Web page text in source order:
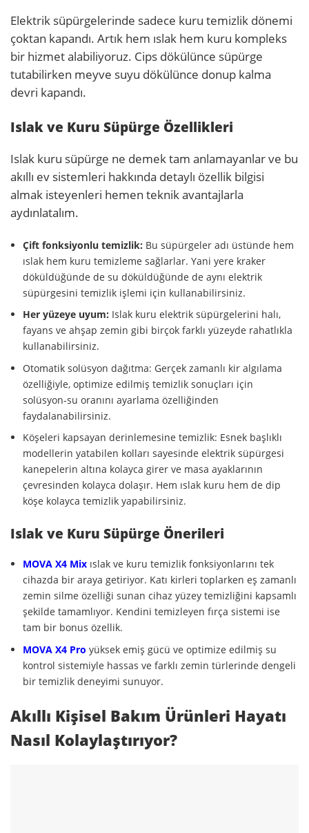
Elektrik süpürgelerinde sadece kuru temizlik dönemi
çoktan kapandı. Artık hem ıslak hem kuru kompleks
bir hizmet alabiliyoruz. Cips dökülünce süpürge
tutabilirken meyve suyu dökülünce donup kalma
devri kapandı.
Islak ve Kuru Süpürge Özellikleri
Islak kuru süpürge ne demek tam anlamayanlar ve bu
akıllı ev sistemleri hakkında detaylı özellik bilgisi
almak isteyenleri hemen teknik avantajlarla
aydınlatalım.
Çift fonksiyonlu temizlik: Bu süpürgeler adı üstünde hem
ıslak hem kuru temizleme sağlarlar. Yani yere kraker
döküldüğünde de su döküldüğünde de aynı elektrik
süpürgesini temizlik işlemi için kullanabilirsiniz.
Her yüzeye uyum: Islak kuru elektrik süpürgelerini halı,
fayans ve ahşap zemin gibi birçok farklı yüzeyde rahatlıkla
kullanabilirsiniz.
Otomatik solüsyon dağıtma: Gerçek zamanlı kir algılama
özelliğiyle, optimize edilmiş temizlik sonuçları için
solüsyon-su oranını ayarlama özelliğinden
faydalanabilirsiniz.
Köşeleri kapsayan derinlemesine temizlik: Esnek başlıklı
modellerin yatabilen kolları sayesinde elektrik süpürgesi
kanepelerin altına kolayca girer ve masa ayaklarının
çevresinden kolayca dolaşır. Hem ıslak kuru hem de dip
köşe kolayca temizlik yapabilirsiniz.
Islak ve Kuru Süpürge Önerileri
MOVA X4 Mix ıslak ve kuru temizlik fonksiyonlarını tek
cihazda bir araya getiriyor. Katı kirleri toplarken eş zamanlı
zemin silme özelliği sunan cihaz yüzey temizliğini kapsamlı
şekilde tamamlıyor. Kendini temizleyen fırça sistemi ise
tam bir bonus özellik.
MOVAX4 Pro yüksek emiş gücü ve optimize edilmiş su
kontrol sistemiyle hassas ve farklı zemin türlerinde dengeli
bir temizlik deneyimi sunuyor.
Akıllı Kişisel Bakım Ürünleri Hayatı
Nasıl Kolaylaştırıyor?